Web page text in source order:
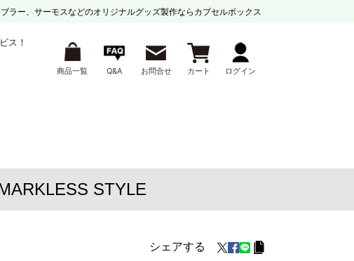
ラー、サーモスなどのオリジナルグッズ製作ならカプセルボックス
ス！
商品一覧 Q&A お問合せ カート ログイン
STYLE
シェアする